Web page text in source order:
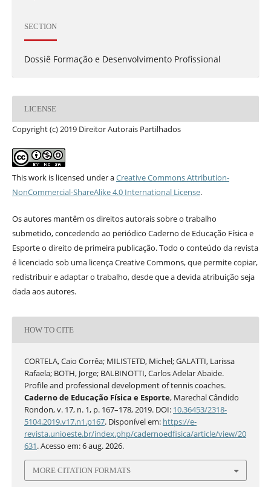
SECTION
Dossiê Formação e Desenvolvimento Profissional
LICENSE
Copyright (c) 2019 Direitor Autorais Partilhados
This work is licensed under aCreative Commons Attribution-
NonCommercial-ShareAlike 4.0 International License.
Os autores mantêm os direitos autorais sobre o trabalho
submetido, concedendo ao periódico Caderno de Educação Física e
Esporte o direito de primeira publicação. Todo o conteúdo da revista
é licenciado sob uma licença Creative Commons, que permite copiar,
redistribuir e adaptar o trabalho, desde que a devida atribuição seja
dada aos autores.
HOW TO CITE
CORTELA, Caio Corrêa; MILISTETD, Michel; GALATTI, Larissa
Rafaela; BOTH, Jorge; BALBINOTTI, Carlos Adelar Abaide.
Profile and professional development of tennis coaches.
Caderno de Educação Física e Esporte, Marechal Cândido
Rondon, v. 17, n. 1, p. 167–178, 2019. DOI: 10.36453/2318-
5104.2019.v17.n1.p167. Disponível em: https://e-
revista.unioeste.br/index.php/cadernoedfisica/article/view/20
631. Acesso em: 6 aug. 2026.
MORE CITATION FORMATS